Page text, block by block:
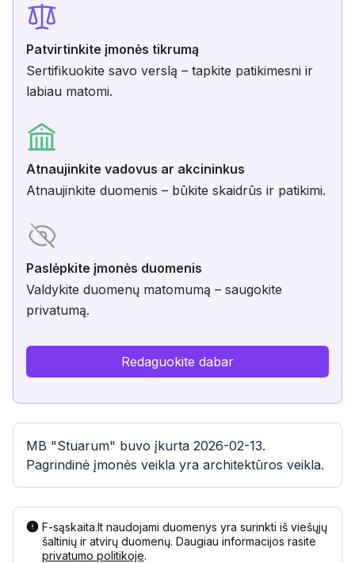
Patvirtinkite įmonės tikrumą
Sertifikuokite savo verslą – tapkite patikimesni ir
labiau matomi.
Atnaujinkite vadovus ar akcininkus
Atnaujinkite duomenis – būkite skaidrūs ir patikimi.
Paslėpkite įmonės duomenis
Valdykite duomenų matomumą – saugokite
privatumą.
Redaguokite dabar
MB "Stuarum" buvo įkurta 2026-02-13.
Pagrindinė įmonės veikla yra architektūros veikla.
F-sąskaita.lt naudojami duomenys yra surinkti iš viešųjų
šaltinių ir atvirų duomenų. Daugiau informacijos rasite
privatumo politikoje.